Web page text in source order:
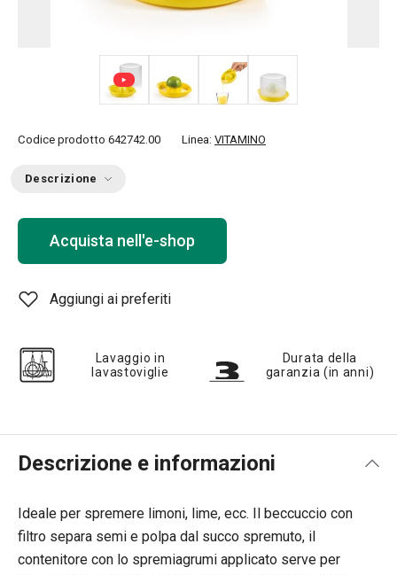
Codice prodotto 642742.00 Linea: VITAMINO
Descrizione
Acquista nell'e-shop
Aggiungi ai preferiti
Lavaggio in
lavastoviglie
Durata della
garanzia (in anni)
Descrizione e informazioni
Ideale per spremere limoni, lime, ecc. Il beccuccio con
filtro separa semi e polpa dal succo spremuto, il
contenitore con lo spremiagrumi applicato serve per